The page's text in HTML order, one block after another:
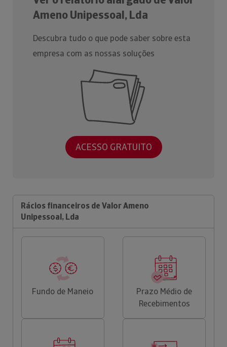
Ameno Unipessoal, Lda
Descubra tudo o que pode saber sobre esta
empresa com as nossas soluções
ACESSO GRATUITO
Rácios financeiros de Valor Ameno
Unipessoal, Lda
Fundo de Maneio
Prazo Médio de
Recebimentos